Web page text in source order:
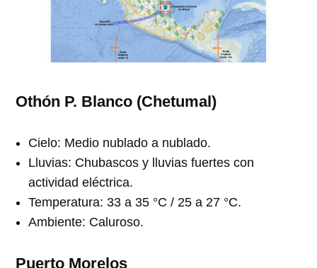
Othón P. Blanco (Chetumal)
Cielo: Medio nublado a nublado.
Lluvias: Chubascos y lluvias fuertes con
actividad eléctrica.
Temperatura: 33 a 35 °C / 25 a 27 °C.
Ambiente: Caluroso.
Puerto Morelos